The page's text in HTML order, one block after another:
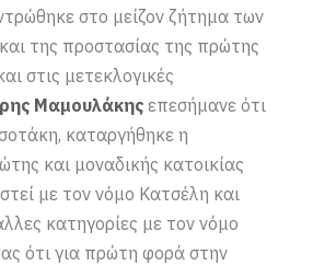
στο μείζον ζήτημα των
της προστασίας της πρώτης
στις μετεκλογικές
Μαμουλάκης επεσήμανε ότι
καταργήθηκε η
και μοναδικής κατοικίας
με τον νόμο Κατσέλη και
κατηγορίες με τον νόμο
ότι για πρώτη φορά στην